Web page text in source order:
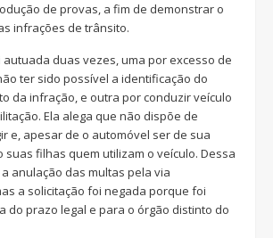
de provas, a fim de demonstrar o
infrações de trânsito.
duas vezes, uma por excesso de
ter sido possível a identificação do
da infração, e outra por conduzir veículo
Ela alega que não dispõe de
e, apesar de o automóvel ser de sua
filhas quem utilizam o veículo. Dessa
anulação das multas pela via
a solicitação foi negada porque foi
do prazo legal e para o órgão distinto do